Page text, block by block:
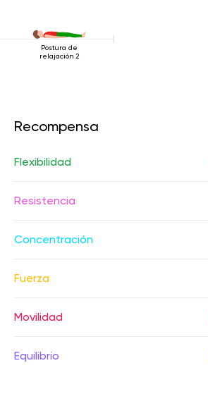
Postura de
relajación 2
Recompensa
Flexibilidad
Resistencia
Concentración
Fuerza
Movilidad
Equilibrio